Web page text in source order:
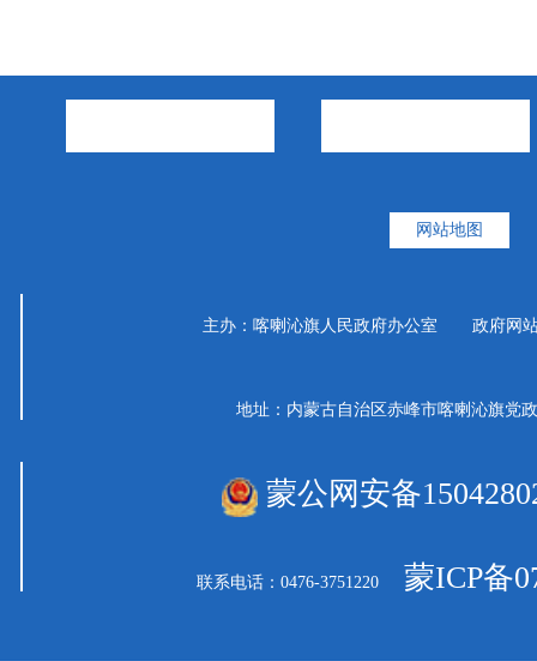
网站地图
主办：喀喇沁旗人民政府办公室 政府网站
地址：内蒙古自治区赤峰市喀喇沁旗党
蒙公网安备
联系电话：0476-3751220 蒙ICP备